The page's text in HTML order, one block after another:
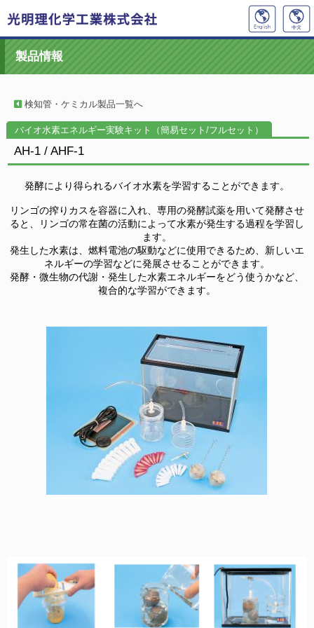
製品情報
検知管・ケミカル製品一覧へ
バイオ水素エネルギー実験キット（簡易セット/フルセット）
AH-1 / AHF-1
発酵により得られるバイオ水素を学習することができます。
リンゴの搾りカスを容器に入れ、専用の発酵試薬を用いて発酵させ
ると、リンゴの常在菌の活動によって水素が発生する過程を学習し
ます。
発生した水素は、燃料電池の駆動などに使用できるため、新しいエ
ネルギーの学習などに発展させることができます。
発酵・微生物の代謝・発生した水素エネルギーをどう使うかなど、
複合的な学習ができます。